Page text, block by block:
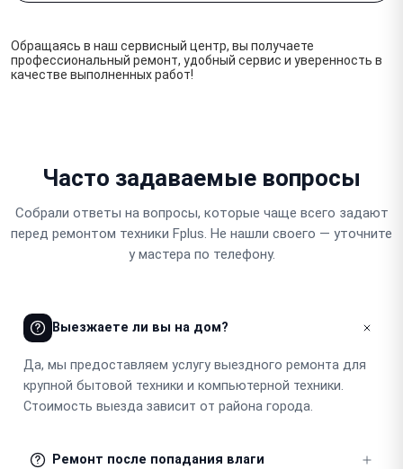
Обращаясь в наш сервисный центр, вы получаете
профессиональный ремонт, удобный сервис и уверенность в
качестве выполненных работ!
Часто задаваемые вопросы
Собрали ответы на вопросы, которые чаще всего задают
перед ремонтом техники Fplus. Не нашли своего — уточните
у мастера по телефону.
Выезжаете ли вы на дом?
Да, мы предоставляем услугу выездного ремонта для
крупной бытовой техники и компьютерной техники.
Стоимость выезда зависит от района города.
Ремонт после попадания влаги